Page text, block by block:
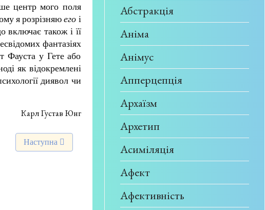
центр мого поля
я розрізняюего і
включає також і її
фантазіях
Фауста у Гете або
як відокремлені
диявол чи
Карл Густав Юнг
Наступна стаття: Екстраверсія
Наступна
Абстракція
Аніма
Анімус
Апперцепція
Архаїзм
Архетип
Асиміляція
Афект
Афективність